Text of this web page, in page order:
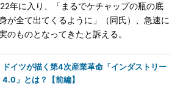
年に入り、「まるでケチャップの瓶の底
が全て出てくるように」（同氏）、急速に
のものとなってきたと訴える。
ドイツが描く第4次産業革命「インダストリー
4.0」とは？【前編】